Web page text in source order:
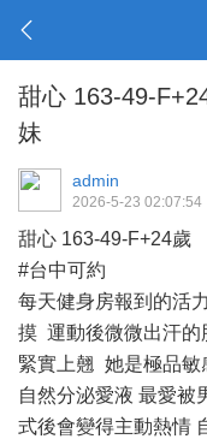
甜心 163-49-
妹
admin
2026-5-23 02:07:54
甜心 163-49-F+24歲
#台中可約
每天健身房報到的活
摸 運動後微微出汗的
緊實上翹 她是極品敏
自然分泌愛液 最愛被
式後會變得主動熱情